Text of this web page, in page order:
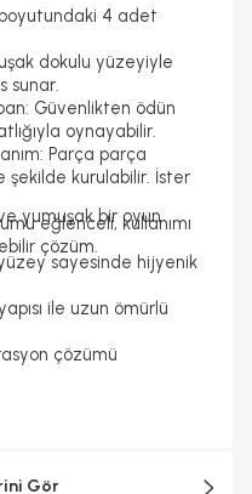
4 adet
dokulu yüzeyiyle
sunar.
Güvenlikten ödün
oynayabilir.
Parça parça
kurulabilir. İster
eğlenceli, kullanımı
çözüm.
yumuşak bir oyun
sayesinde hijyenik
ile uzun ömürlü
çözümü
Gör